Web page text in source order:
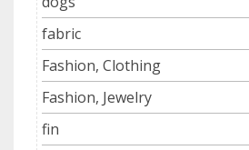
fabric
Fashion, Clothing
Fashion, Jewelry
fin